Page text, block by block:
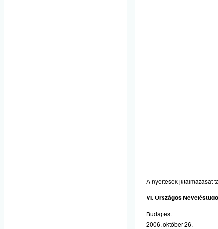
A nyertesek jutalmazását
VI. Országos
Budapest
2006. október 26.